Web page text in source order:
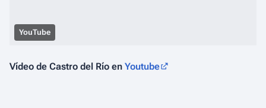
YouTube
Vídeo de Castro del Río en Youtube